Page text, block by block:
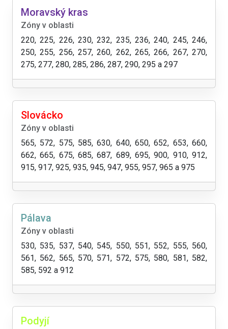
Moravský kras
Zóny v oblasti
220, 225, 226, 230, 232, 235, 236, 240, 245, 246,
250, 255, 256, 257, 260, 262, 265, 266, 267, 270,
275, 277, 280, 285, 286, 287, 290, 295 a 297
Slovácko
Zóny v oblasti
565, 572, 575, 585, 630, 640, 650, 652, 653, 660,
662, 665, 675, 685, 687, 689, 695, 900, 910, 912,
915, 917, 925, 935, 945, 947, 955, 957, 965 a 975
Pálava
Zóny v oblasti
530, 535, 537, 540, 545, 550, 551, 552, 555, 560,
561, 562, 565, 570, 571, 572, 575, 580, 581, 582,
585, 592 a 912
Podyjí